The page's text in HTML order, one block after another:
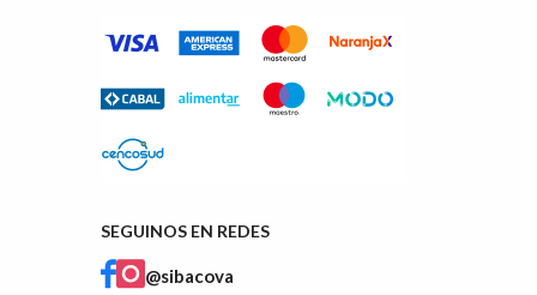
SEGUINOS EN REDES
@sibacova